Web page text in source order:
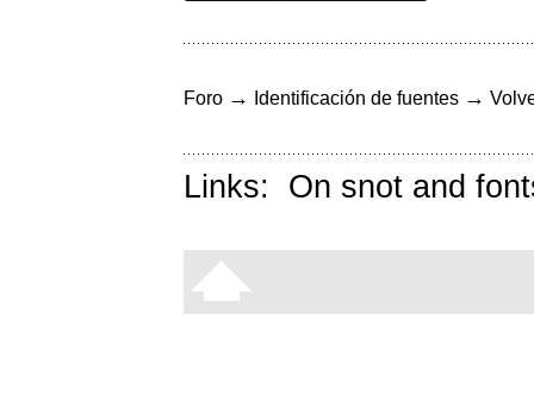
Foro → Identificación de fuentes →
Links: On snot and